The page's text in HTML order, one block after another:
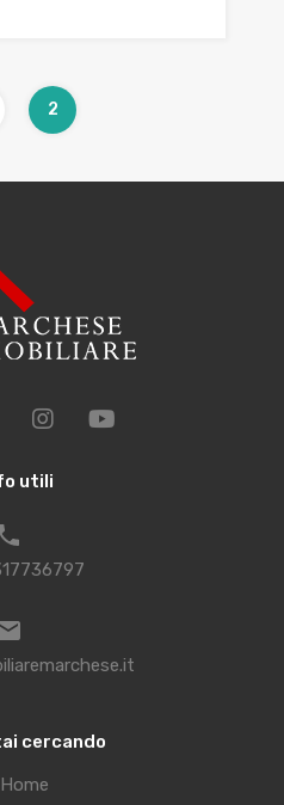
2
utili
cercando
Home